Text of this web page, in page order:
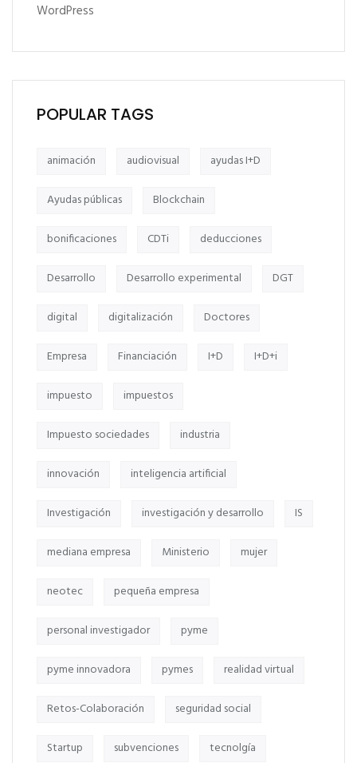
WordPress
POPULAR TAGS
animación audiovisual ayudas I+D
Ayudas públicas Blockchain
bonificaciones CDTi deducciones
Desarrollo Desarrollo experimental DGT
digital digitalización Doctores
Empresa Financiación I+D I+D+i
impuesto impuestos
Impuesto sociedades industria
innovación inteligencia artificial
Investigación investigación y desarrollo IS
mediana empresa Ministerio mujer
neotec pequeña empresa
personal investigador pyme
pyme innovadora pymes realidad virtual
Retos-Colaboración seguridad social
Startup subvenciones tecnolgía